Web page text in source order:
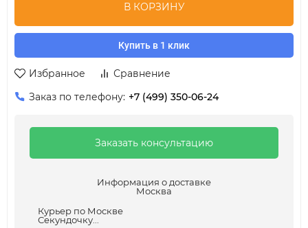
В КОРЗИНУ
Купить в 1 клик
Избранное
Сравнение
Заказ по телефону: +7 (499) 350-06-24
Заказать консультацию
Информация о доставке
Москва
Курьер по Москве
Секундочку...